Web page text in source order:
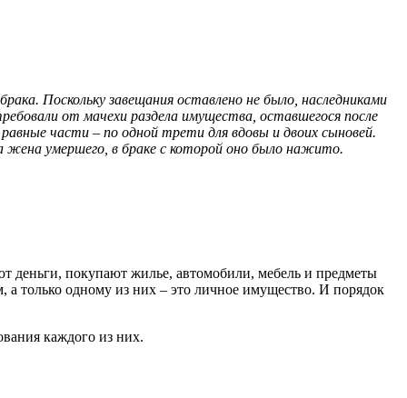
Поскольку завещания оставлено не было, наследниками
от мачехи раздела имущества, оставшегося после
части – по одной трети для вдовы и двоих сыновей.
жена умершего, в браке с которой оно было нажито.
деньги, покупают жилье, автомобили, мебель и предметы
только одному из них – это личное имущество. И порядок
каждого из них.